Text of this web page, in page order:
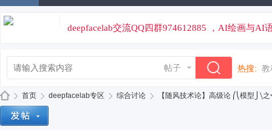
AI角色扮演
deepfacelab交流QQ四群974612885 ，AI绘画与AI
帖子
热搜: 教
免费
首页 deepfacelab专区 综合讨论 【随风技术论】高级论 ⎛͏⎝模型⎭⧹